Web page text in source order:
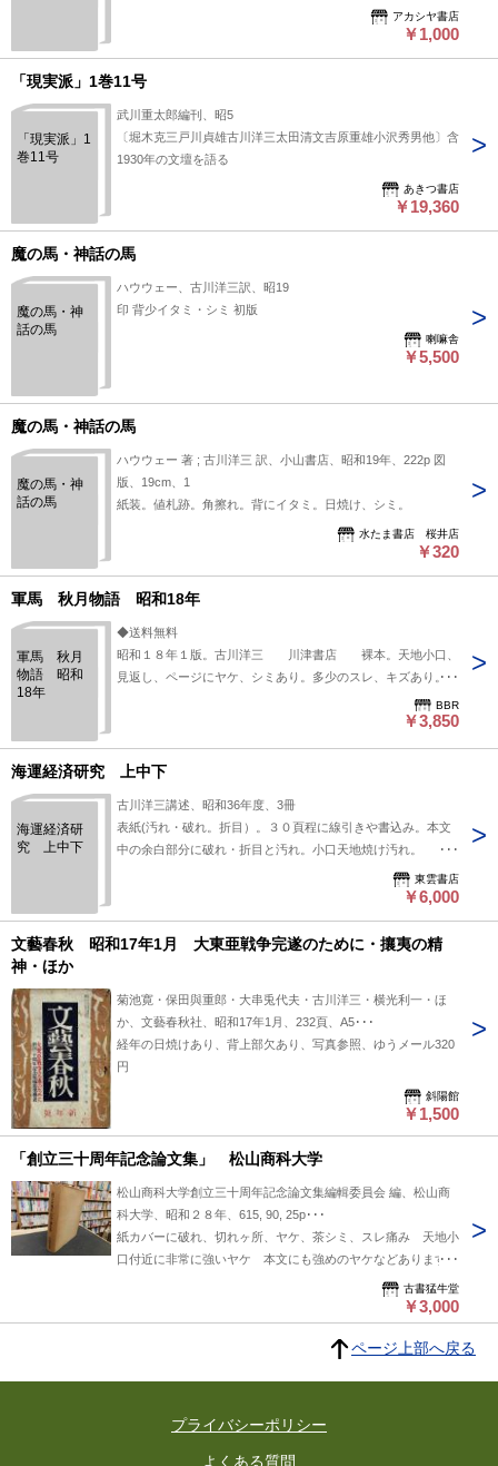
アカシヤ書店
￥1,000
「現実派」1巻11号
「現実派」1
巻11号
武川重太郎編刊、昭5
〔堀木克三戸川貞雄古川洋三太田清文吉原重雄小沢秀男他〕含
1930年の文壇を語る
あきつ書店
￥19,360
魔の馬・神話の馬
魔の馬・神
話の馬
ハウウェー、古川洋三訳、昭19
印 背少イタミ・シミ 初版
喇嘛舎
￥5,500
魔の馬・神話の馬
魔の馬・神
話の馬
ハウウェー 著 ; 古川洋三 訳、小山書店、昭和19年、222p 図
版、19cm、1
紙装。値札跡。角擦れ。背にイタミ。日焼け、シミ。
水たま書店 桜井店
￥320
軍馬 秋月物語 昭和18年
軍馬 秋月
物語 昭和
18年
◆送料無料
昭和１８年１版。古川洋三 川津書店 裸本。天地小口、
見返し、ページにヤケ、シミあり。多少のスレ、キズあり。中
BBR
￥3,850
海運経済研究 上中下
海運経済研
究 上中下
古川洋三講述、昭和36年度、3冊
表紙(汚れ・破れ。折目）。３０頁程に線引きや書込み。本文
中の余白部分に破れ・折目と汚れ。小口天地焼け汚れ。
東雲書店
￥6,000
文藝春秋 昭和17年1月 大東亜戦争完遂のために・攘夷の精
神・ほか
菊池寛・保田與重郎・大串兎代夫・古川洋三・横光利一・ほ
か、文藝春秋社、昭和17年1月、232頁、A5･･･
経年の日焼けあり、背上部欠あり、写真参照、ゆうメール320
円
斜陽館
￥1,500
「創立三十周年記念論文集」 松山商科大学
松山商科大学創立三十周年記念論文集編輯委員会 編、松山商
科大学、昭和２８年、615, 90, 25p･･･
紙カバーに破れ、切れヶ所、ヤケ、茶シミ、スレ痛み 天地小
口付近に非常に強いヤケ 本文にも強めのヤケなどあります
＜厚さ３センチ超のため、レターパックプラス便などでの発送
予定です＞ ※現行料金は発送ポリシー欄で、ご確認ください
※ご注文後、在庫確認の上、実費送料を含めた、「ご決済用
古書猛牛堂
￥3,000
ページ上部へ戻る
プライバシーポリシー
よくある質問